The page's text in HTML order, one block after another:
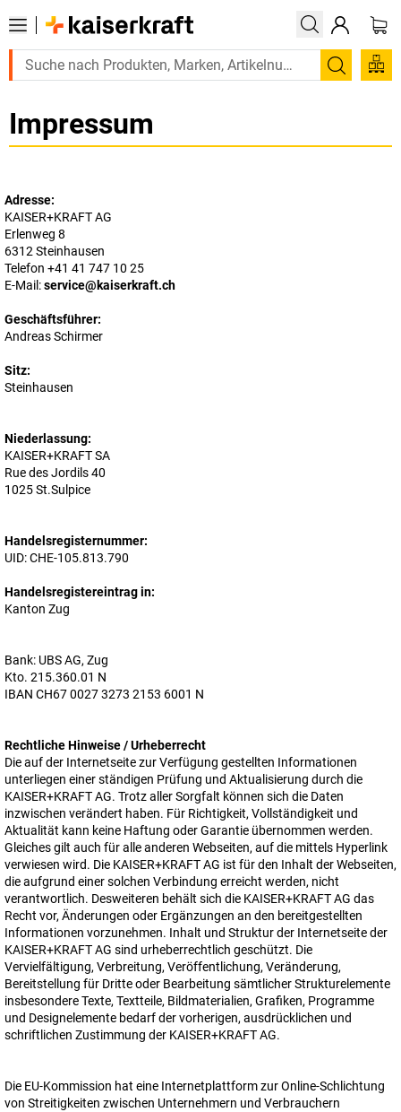
Suchen
Impressum
Adresse:
KAISER+KRAFT AG
Erlenweg 8
6312 Steinhausen
Telefon +41 41 747 10 25
E-Mail:service@kaiserkraft.ch
Geschäftsführer:
Andreas Schirmer
Sitz:
Steinhausen
Niederlassung:
KAISER+KRAFT SA
Rue des Jordils 40
1025 St.Sulpice
Handelsregisternummer:
UID: CHE-105.813.790
Handelsregistereintrag in:
Kanton Zug
Bank: UBS AG, Zug
Kto. 215.360.01 N
IBAN CH67 0027 3273 2153 6001 N
Rechtliche Hinweise / Urheberrecht
Die auf der Internetseite zur Verfügung gestellten Informationen
unterliegen einer ständigen Prüfung und Aktualisierung durch die
KAISER+KRAFT AG. Trotz aller Sorgfalt können sich die Daten
inzwischen verändert haben. Für Richtigkeit, Vollständigkeit und
Aktualität kann keine Haftung oder Garantie übernommen werden.
Gleiches gilt auch für alle anderen Webseiten, auf die mittels Hyperlink
verwiesen wird. Die KAISER+KRAFT AG ist für den Inhalt der Webseiten,
die aufgrund einer solchen Verbindung erreicht werden, nicht
verantwortlich. Desweiteren behält sich die KAISER+KRAFT AG das
Recht vor, Änderungen oder Ergänzungen an den bereitgestellten
Informationen vorzunehmen. Inhalt und Struktur der Internetseite der
KAISER+KRAFT AG sind urheberrechtlich geschützt. Die
Vervielfältigung, Verbreitung, Veröffentlichung, Veränderung,
Bereitstellung für Dritte oder Bearbeitung sämtlicher Strukturelemente
insbesondere Texte, Textteile, Bildmaterialien, Grafiken, Programme
und Designelemente bedarf der vorherigen, ausdrücklichen und
schriftlichen Zustimmung der KAISER+KRAFT AG.
Die EU-Kommission hat eine Internetplattform zur Online-Schlichtung
von Streitigkeiten zwischen Unternehmern und Verbrauchern